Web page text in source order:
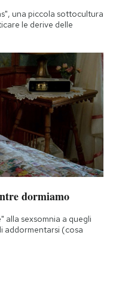
una piccola sottocultura
le derive delle
dormiamo
alla sexsomnia a quegli
addormentarsi (cosa